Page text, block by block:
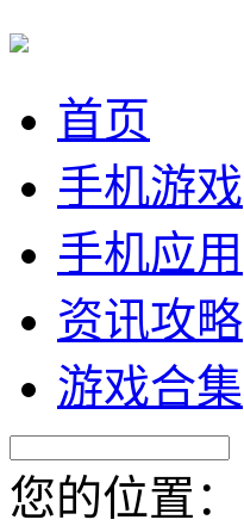
首页
手机游戏
手机应用
资讯攻略
游戏合集
您的位置：